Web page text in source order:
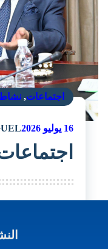
اجتماعات,
16يوليو 2026